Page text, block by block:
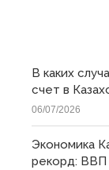
В каких
счет в
06/07/2026
Экономика
рекорд: ВВП